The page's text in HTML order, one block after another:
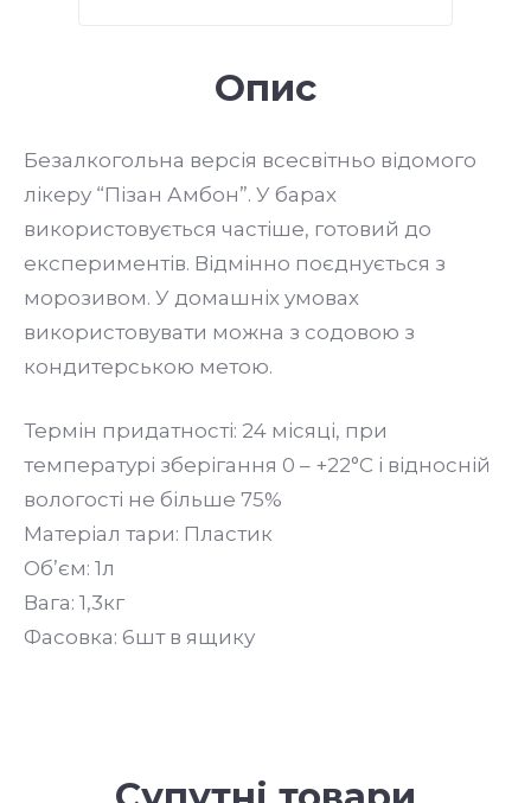
Опис
Безалкогольна версія всесвітньо відомого
лікеру “Пізан Амбон”. У барах
використовується частіше, готовий до
експериментів. Відмінно поєднується з
морозивом. У домашніх умовах
використовувати можна з содовою з
кондитерською метою.
Термін придатності: 24 місяці, при
температурі зберігання 0 – +22°С і відносній
вологості не більше 75%
Матеріал тари: Пластик
Об’єм: 1л
Вага: 1,3кг
Фасовка: 6шт в ящику